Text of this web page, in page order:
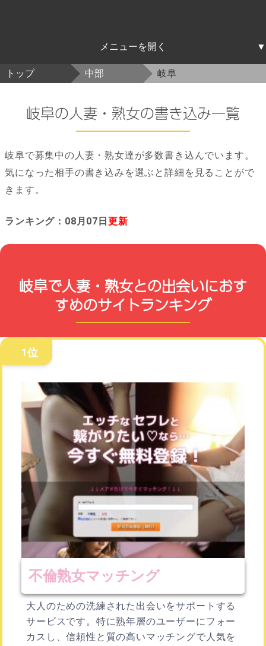
北海道東北
北海道
青森
岩手
宮城
秋田
山形
福島
関東
茨城
栃木
群馬
埼玉
千葉
東京
神奈川
中部
新潟
富山
石川
福井
山梨
長野
岐阜
静岡
愛知
近畿
三重
滋賀
京都
大阪
兵庫
奈良
和歌山
中国四国
鳥取
島根
岡山
広島
山口
徳島
香川
愛媛
高知
九州沖縄
福岡
佐賀
長崎
熊本
大分
宮崎
鹿児島
沖縄
トップ 中部 岐阜
岐阜の人妻・熟女の書き込み一覧
岐阜で募集中の人妻・熟女達が多数書き込んでいます。
気になった相手の書き込みを選ぶと詳細を見ることがで
きます。
ランキング：08月07日 更新
岐阜で人妻・熟女との出会いにおす
すめのサイトランキング
1位
不倫熟女マッチング
大人のための洗練された出会いをサポートする
サービスです。特に熟年層のユーザーにフォー
カスし、信頼性と質の高いマッチングで人気を